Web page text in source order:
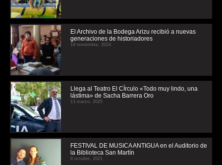
El Archivo de la Bodega Arizu recibió a nuevas
generaciones de historiadores
19 noviembre, 2024
Llega al Teatro El CÍrculo «Todo muy lindo, una
lástima» de Sacha Barrera Oro
13 marzo, 2025
FESTIVAL DE MUSICA ANTIGUA en el Auditorio de
la Biblioteca San Martín
9 octubre, 2021